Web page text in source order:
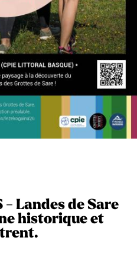
Landes de Sare
historique et